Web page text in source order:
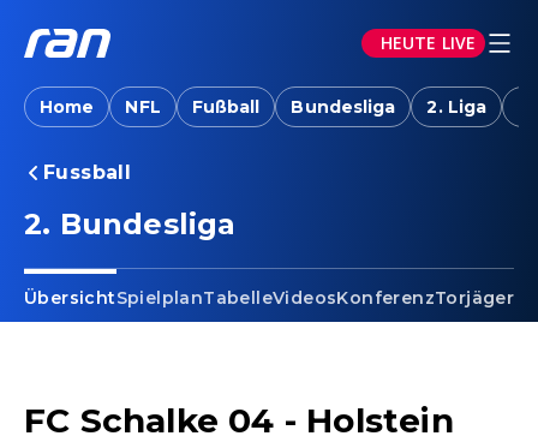
HEUTE LIVE
Home NFL Fußball Bundesliga 2. Liga
Fussball
2. Bundesliga
ÜbersichtSpielplanTabelleVideosKonferenzTorjäger
FC Schalke 04 - Holstein